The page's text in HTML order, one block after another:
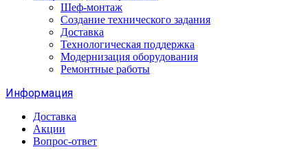
Шеф-монтаж
Создание технического задания
Доставка
Технологическая поддержка
Модернизация оборудования
Ремонтные работы
Информация
Доставка
Акции
Вопрос-ответ